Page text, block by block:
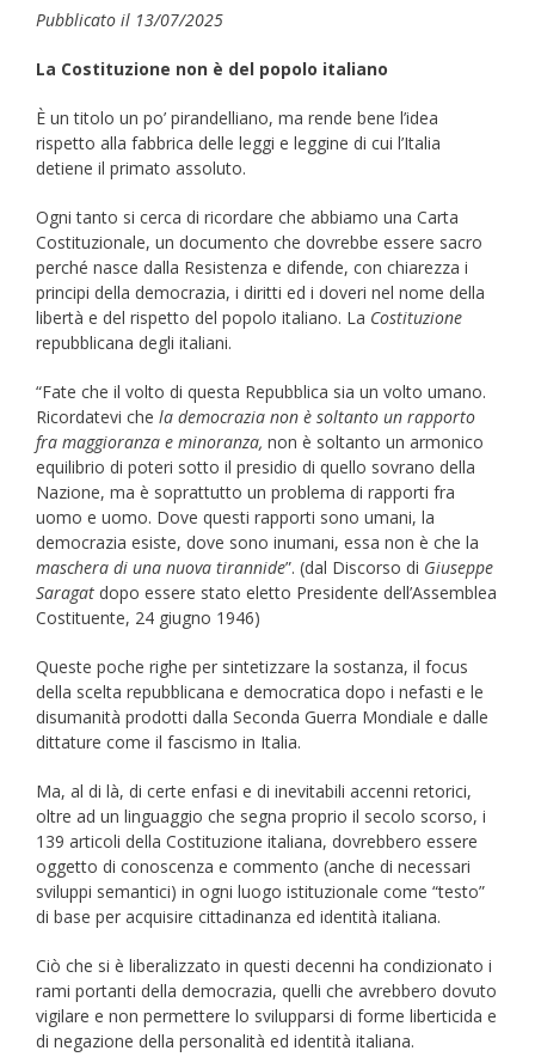
Pubblicato il 13/07/2025
La Costituzione non è del popolo italiano
È un titolo un po’ pirandelliano, ma rende bene l’idea
rispetto alla fabbrica delle leggi e leggine di cui l’Italia
detiene il primato assoluto.
Ogni tanto si cerca di ricordare che abbiamo una Carta
Costituzionale, un documento che dovrebbe essere sacro
perché nasce dalla Resistenza e difende, con chiarezza i
principi della democrazia, i diritti ed i doveri nel nome della
libertà e del rispetto del popolo italiano. La Costituzione
repubblicana degli italiani.
“Fate che il volto di questa Repubblica sia un volto umano.
Ricordatevi che la democrazia non è soltanto un rapporto
fra maggioranza e minoranza, non è soltanto un armonico
equilibrio di poteri sotto il presidio di quello sovrano della
Nazione, ma è soprattutto un problema di rapporti fra
uomo e uomo. Dove questi rapporti sono umani, la
democrazia esiste, dove sono inumani, essa non è che la
maschera di una nuova tirannide”. (dal Discorso di Giuseppe
Saragat dopo essere stato eletto Presidente dell’Assemblea
Costituente, 24 giugno 1946)
Queste poche righe per sintetizzare la sostanza, il focus
della scelta repubblicana e democratica dopo i nefasti e le
disumanità prodotti dalla Seconda Guerra Mondiale e dalle
dittature come il fascismo in Italia.
Ma, al di là, di certe enfasi e di inevitabili accenni retorici,
oltre ad un linguaggio che segna proprio il secolo scorso, i
139 articoli della Costituzione italiana, dovrebbero essere
oggetto di conoscenza e commento (anche di necessari
sviluppi semantici) in ogni luogo istituzionale come “testo”
di base per acquisire cittadinanza ed identità italiana.
Ciò che si è liberalizzato in questi decenni ha condizionato i
rami portanti della democrazia, quelli che avrebbero dovuto
vigilare e non permettere lo svilupparsi di forme liberticida e
di negazione della personalità ed identità italiana.